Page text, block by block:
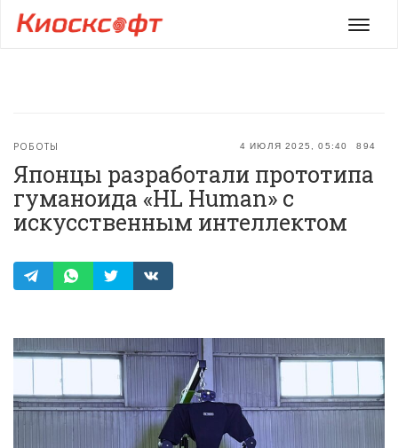
Меню
4 ИЮЛЯ 2025, 05:40 894
РОБОТЫ
Японцы разработали прототипа
гуманоида «HL Human» с
искусственным интеллектом